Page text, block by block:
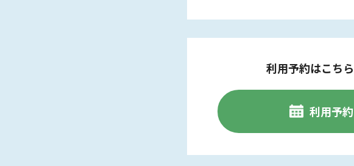
利用予約はこち
利用予約